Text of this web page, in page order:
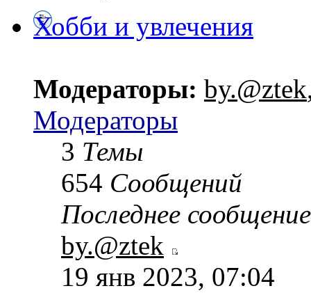
Хобби и увлечения
Модераторы: by.@ztek
Модераторы
3 Темы
654 Сообщений
Последнее сообщение
by.@ztek
19 янв 2023, 07:04